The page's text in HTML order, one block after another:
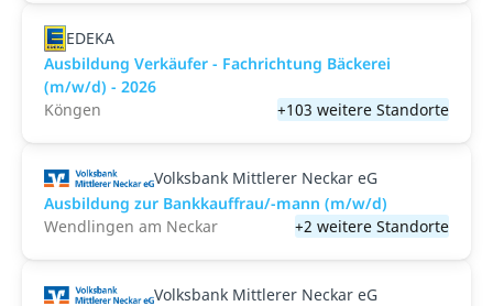
EDEKA
Ausbildung Verkäufer - Fachrichtung Bäckerei
(m/w/d) - 2026
Köngen
+103 weitere Standorte
Volksbank Mittlerer Neckar eG
Ausbildung zur Bankkauffrau/-mann (m/w/d)
Wendlingen am Neckar
+2 weitere Standorte
Volksbank Mittlerer Neckar eG